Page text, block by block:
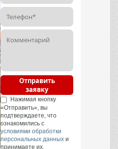
Отправить
заявку
Нажимая кнопку
«Отправить», вы
подтверждаете, что
ознакомились с
условиями обработки
персональных данных и
принимаете их.